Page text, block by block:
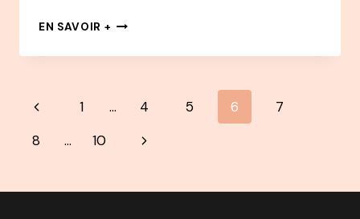
EN SAVOIR + 90
–
–
D’ENTREPRENEUSE
Navigation
de
Page
précédente
1 … 4 5 6
7
8
… 10
Page